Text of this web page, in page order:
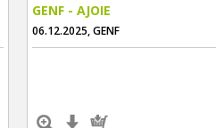
GENF - AJOIE
06.12.2025, GENF